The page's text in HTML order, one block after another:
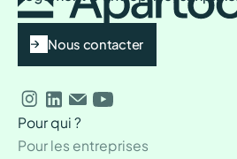
Nous contacter
Pour qui ?
Pour les entreprises